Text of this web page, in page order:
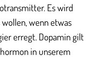
Es wird
wenn etwas
erregt. Dopamin gilt
in unserem